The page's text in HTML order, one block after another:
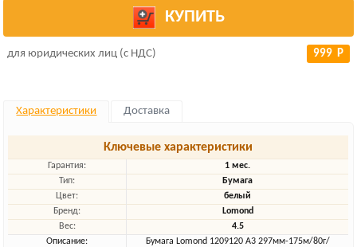
КУПИТЬ
для юридических лиц (с НДС) 999 Р
Характеристики Доставка
Ключевые характеристики
Гарантия:
1 мес.
Тип:
Бумага
Цвет:
белый
Бренд:
Lomond
Вес:
4.5
Описание:
Бумага Lomond 1209120 A3 297мм-175м/80г/